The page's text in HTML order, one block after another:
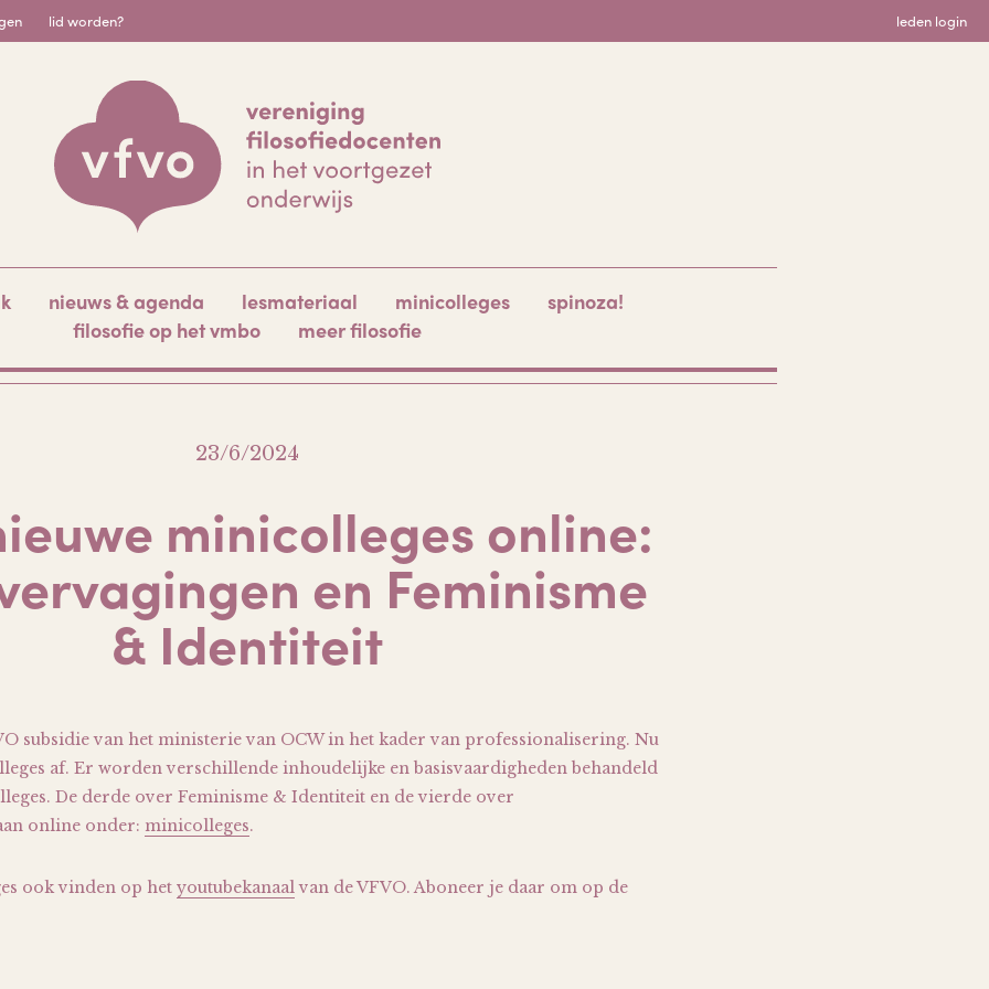
lid worden? leden login
nieuws & agenda lesmateriaal minicolleges
spinoza!
filosofie op het vmbo
meer filosofie
23/6/2024
minicolleges online:
en Feminisme
& Identiteit
subsidie van het ministerie van OCW in het kader van professionalisering. Nu
af. Er worden verschillende inhoudelijke en basisvaardigheden behandeld
De derde over Feminisme & Identiteit en de vierde over
online onder: minicolleges.
ook vinden op het youtubekanaalvan de VFVO. Aboneer je daar om op de